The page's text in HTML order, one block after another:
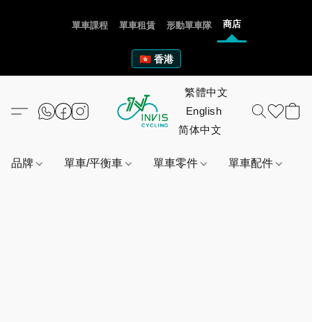
單車課程 單車租賃 形動單車隊 商店
🇭🇰 香港
品牌 單車/平衡車 單車零件 單車配件